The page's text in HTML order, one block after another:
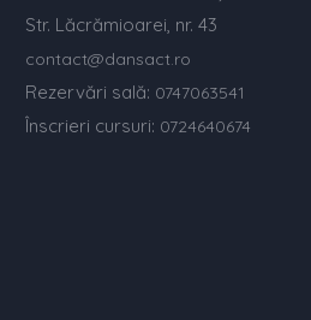
Str. Lăcrămioarei, nr. 43
contact@dansact.ro
Rezervări sală: 0747063541
Înscrieri cursuri: 0724640674